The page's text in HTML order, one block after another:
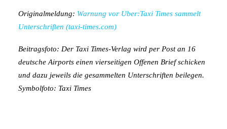
Originalmeldung: Warnung vor Uber:Taxi Times sammelt
Unterschriften (taxi-times.com)
Beitragsfoto: Der Taxi Times-Verlag wird per Post an 16
deutsche Airports einen vierseitigen Offenen Brief schicken
und dazu jeweils die gesammelten Unterschriften beilegen.
Symbolfoto: Taxi Times